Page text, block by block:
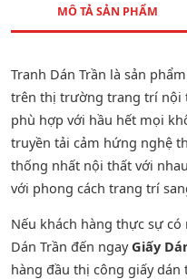
MÔ TẢ SẢN PHẨM
Tranh Dán Trần là sản
trên thị trường trang trí nội
phù hợp với hầu hết mọi
truyền tải cảm hứng nghệ
thống nhất nội thất với
với phong cách trang trí
Nếu khách hàng thực sự
Dán Trần đến ngayGiấy
hàng đầu thị công giấy